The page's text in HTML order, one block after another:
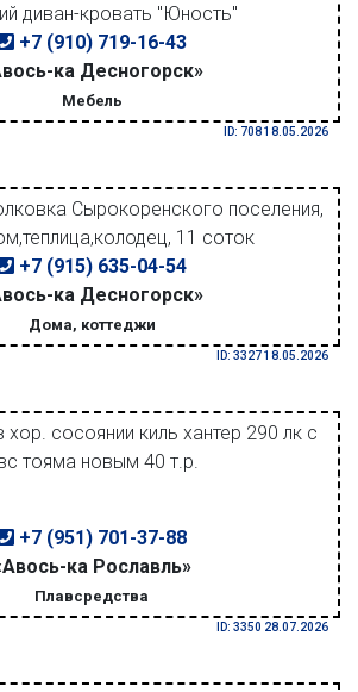
диван-кровать "Юность"
+7 (910) 719-16-43
ка Десногорск»
Мебель
ID: 708 18.05.2026
Сырокоренского поселения,
11 соток
+7 (915) 635-04-54
ка Десногорск»
Дома, коттеджи
ID: 3327 18.05.2026
сосоянии киль хантер 290 лк с
тояма новым 40 т.р.
+7 (951) 701-37-88
ка Рославль»
Плавсредства
ID: 3350 28.07.2026